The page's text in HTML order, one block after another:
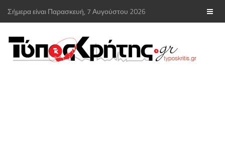
Σήμερα είναι Παρασκευή, 7 Αυγούστου 2026